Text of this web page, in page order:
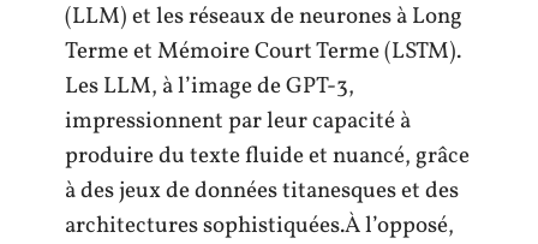
(LLM) et les réseaux de neurones à Long
Terme et Mémoire Court Terme (LSTM).
Les LLM, à l’image de GPT-3,
impressionnent par leur capacité à
produire du texte fluide et nuancé, grâce
à des jeux de données titanesques et des
architectures sophistiquées.À l’opposé,